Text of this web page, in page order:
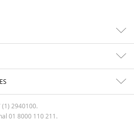
2940100.
01 8000 110 211.